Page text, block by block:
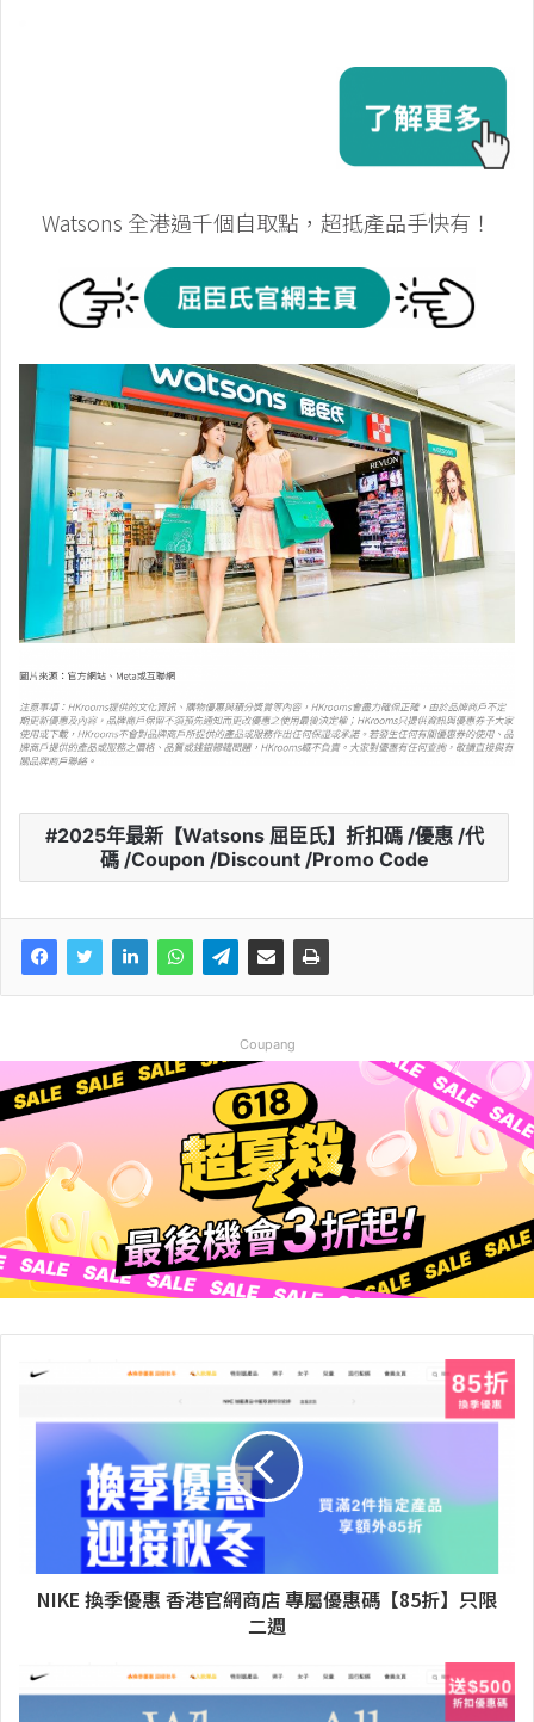
Watsons 全港過千個自取點，超抵產品手快有！
2025年最新【Watsons 屈臣氏】折扣碼 /優惠 /代
碼 /Coupon /Discount /Promo Code
Coupang
NIKE 換季優惠 香港官網商店 專屬優惠碼【85折】只限
二週